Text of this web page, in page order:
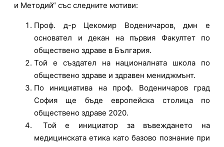
и Методий“ със следните мотиви:
Проф. д-р Цекомир Воденичаров, дмн е
основател и декан на първия Факултет по
обществено здраве в България.
Той е създател на националната школа по
обществено здраве и здравен мениджмънт.
По инициатива на проф. Воденичаров град
София ще бъде европейска столица по
обществено здраве 2020.
Той е инициатор за въвеждането на
медицинската етика като базово познание при